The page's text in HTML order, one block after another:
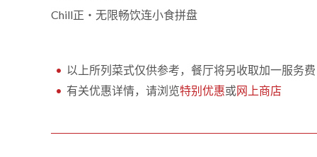
Chill正‧无限畅饮连小食拼盘
以上所列菜式仅供参考，餐厅将另收取加一服务
有关优惠详情，请浏览特别优惠或网上商店